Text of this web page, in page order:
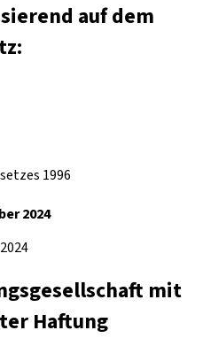
auf dem
1996
2024
mit
Haftung